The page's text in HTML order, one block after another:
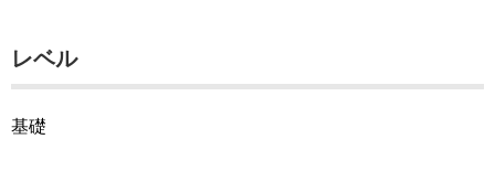
レベル
基礎